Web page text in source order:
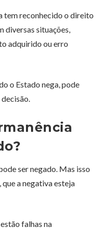
tem reconhecido o direito
diversas situações,
adquirido ou erro
o Estado nega, pode
ser negado. Mas isso
a negativa esteja
falhas na